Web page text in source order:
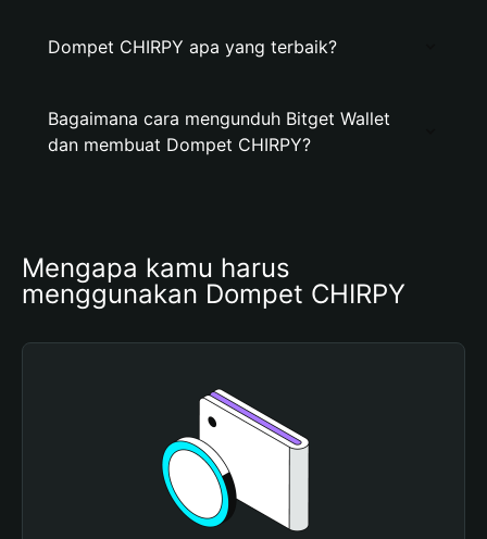
Dompet CHIRPY apa yang terbaik?
Bagaimana cara mengunduh Bitget Wallet
dan membuat Dompet CHIRPY?
Mengapa kamu harus
menggunakan Dompet CHIRPY